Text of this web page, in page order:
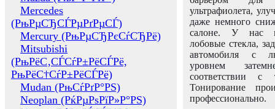
Mercedes
(РњРµСЂСЃРµРґРµСЃ)
Mercury (РњРµСЂРєСѓСЂРё)
Mitsubishi
(РњРёС‚СЃСѓР±РёСЃРё,
РњРёС†СѓР±РёСЃРё)
Mudan (РњСѓРґР°РЅ)
Neoplan (РќРµРѕРїР»Р°РЅ)
ультрафиолета,
даже немного
салоне. У нас
лобовые стекла,
автомобиля с
уровнем
соответствии с
Тонирование
профессионально.